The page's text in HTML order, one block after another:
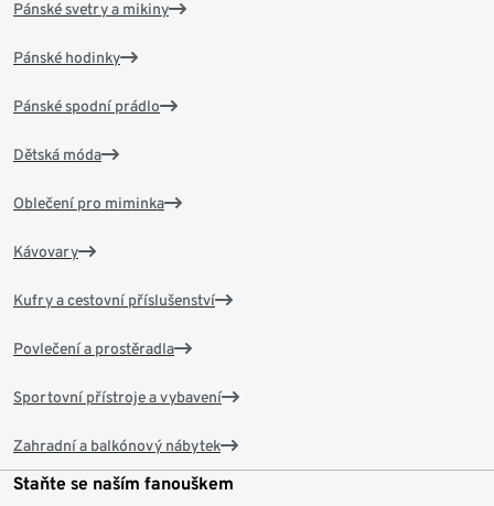
Pánské svetry a mikiny
Pánské hodinky
Pánské spodní prádlo
Dětská móda
Oblečení pro miminka
Kávovary
Kufry a cestovní příslušenství
Povlečení a prostěradla
Sportovní přístroje a vybavení
Zahradní a balkónový nábytek
Staňte se naším fanouškem